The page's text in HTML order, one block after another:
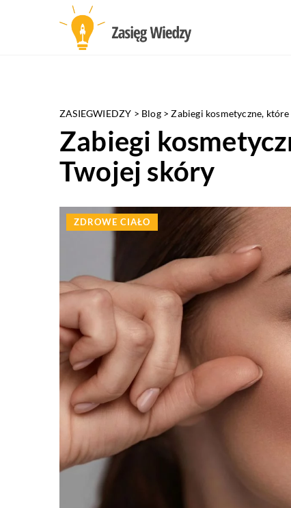
ZASIEGWIEDZY > Blog>Zabiegi kosmetyczne,
Zabiegi
Twojej skóry
ZDROWE CIAŁO